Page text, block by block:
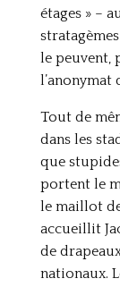
étages » –
le peuvent,
l’anonymat
Tout de
dans les
que
portent le
le maillot
accueillit
de
nationaux.